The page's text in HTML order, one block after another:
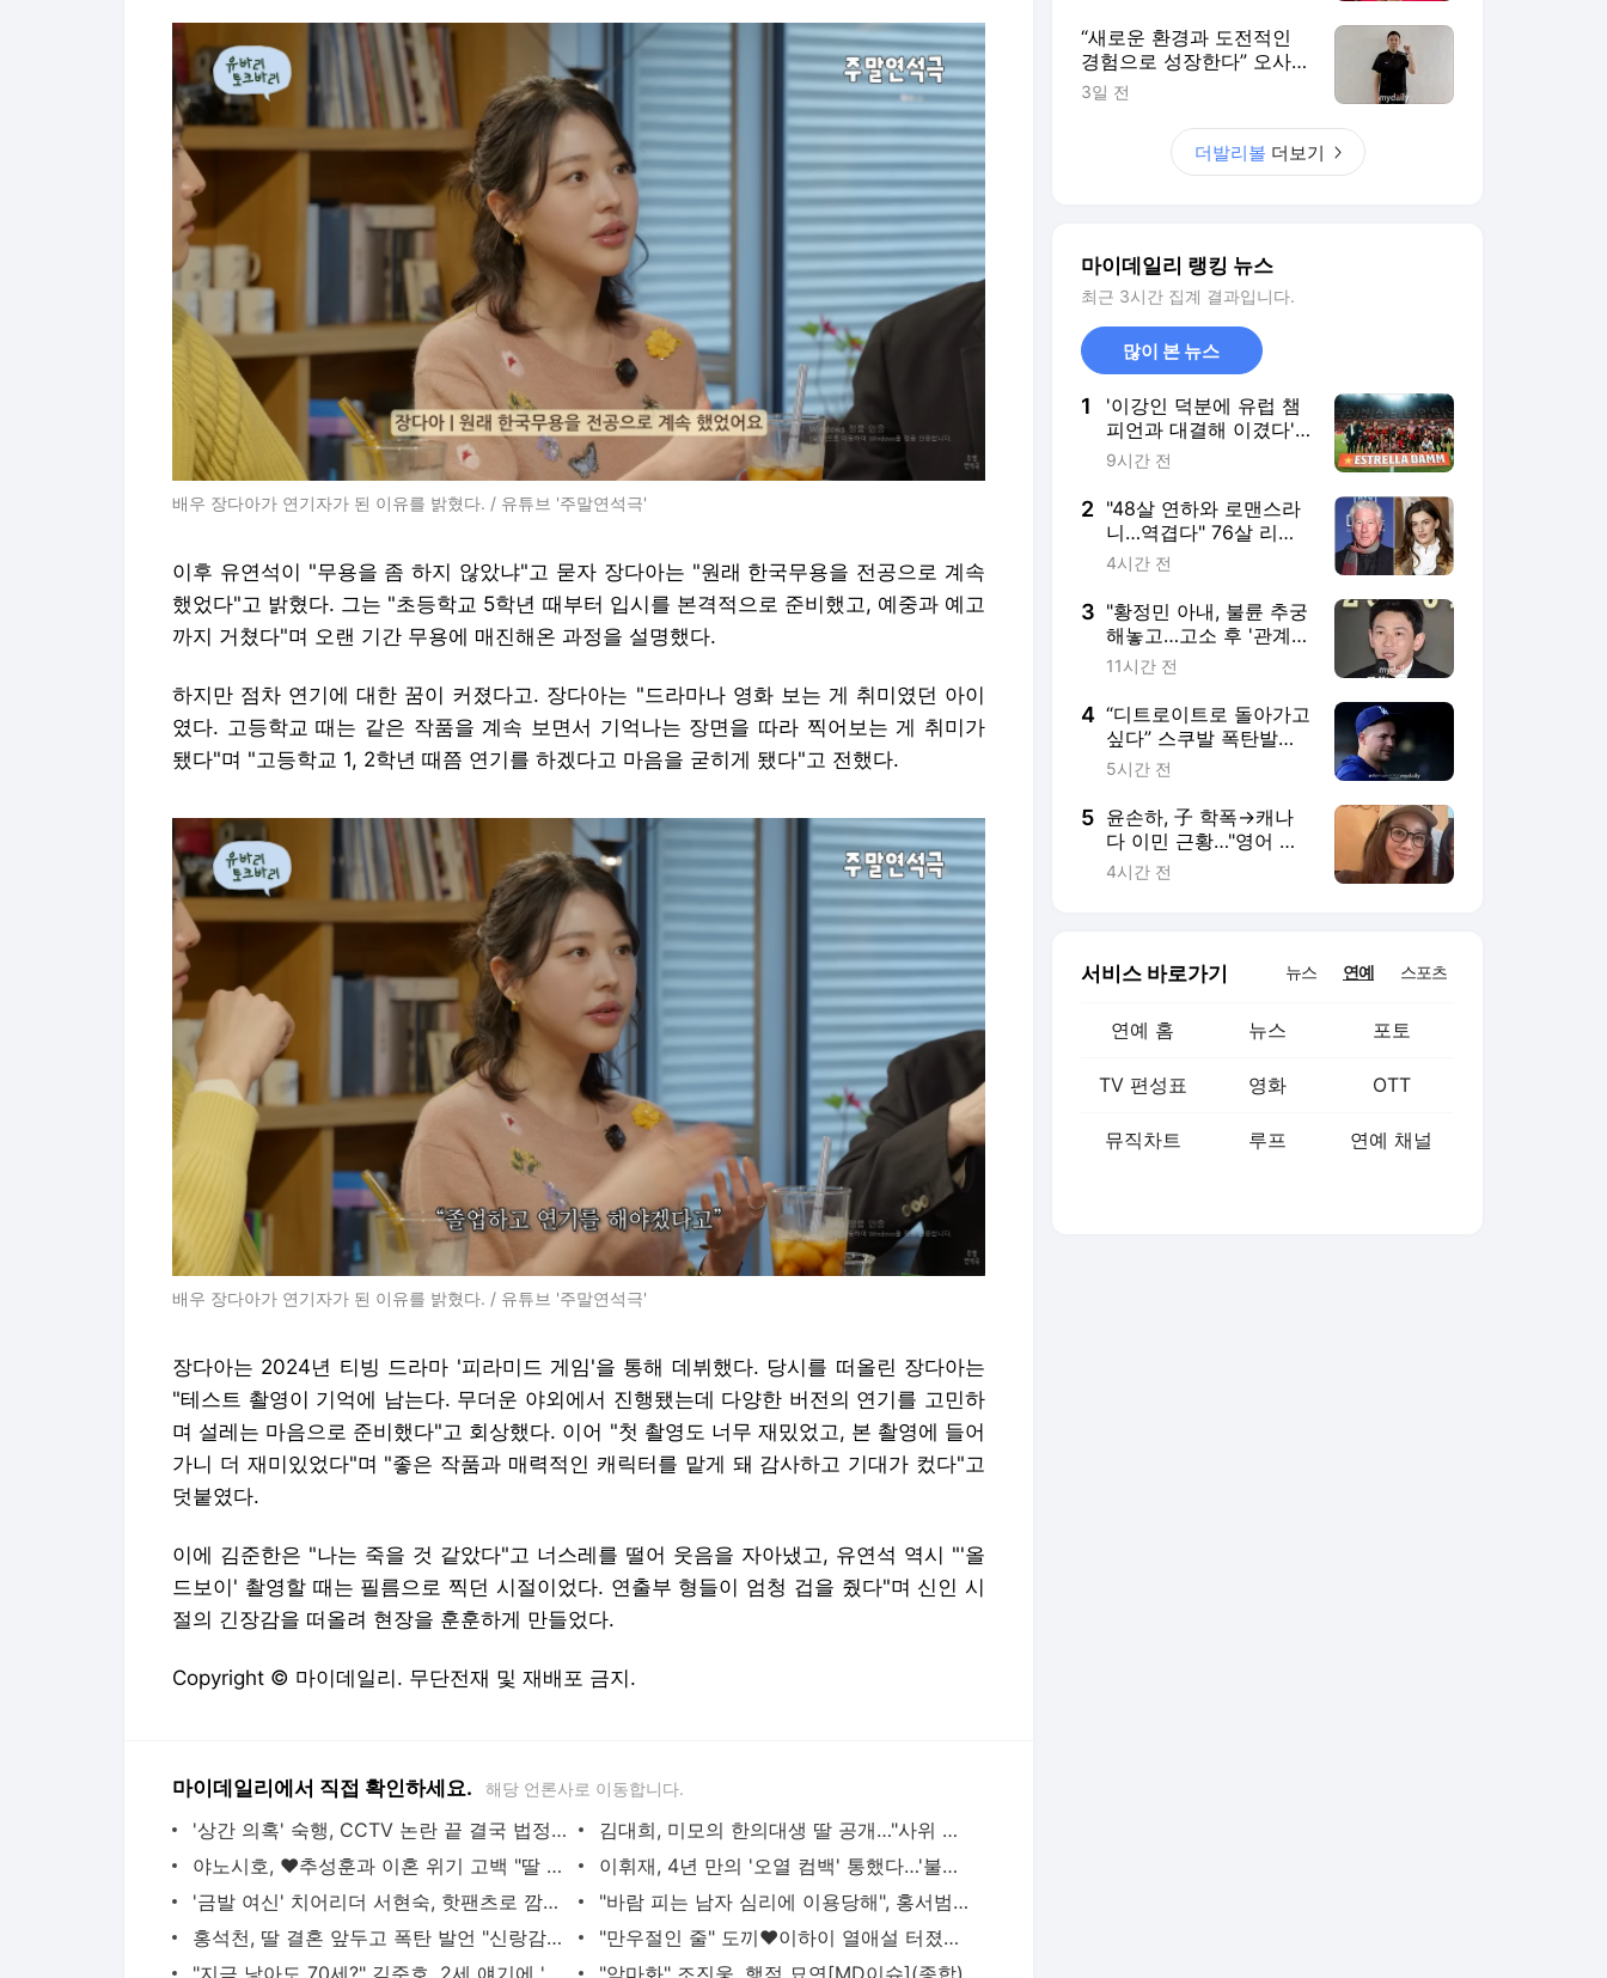
배우 장다아가 연기자가 된 이유를 밝혔다. / 유튜브 '주말연석극'
이후 유연석이 "무용을 좀 하지 않았냐"고 묻자 장다아는 "원래 한국무용을 전공으로 계속
했었다"고 밝혔다. 그는 "초등학교 5학년 때부터 입시를 본격적으로 준비했고, 예중과 예고
까지 거쳤다"며 오랜 기간 무용에 매진해온 과정을 설명했다.
하지만 점차 연기에 대한 꿈이 커졌다고. 장다아는 "드라마나 영화 보는 게 취미였던 아이
였다. 고등학교 때는 같은 작품을 계속 보면서 기억나는 장면을 따라 찍어보는 게 취미가
됐다"며 "고등학교 1, 2학년 때쯤 연기를 하겠다고 마음을 굳히게 됐다"고 전했다.
배우 장다아가 연기자가 된 이유를 밝혔다. / 유튜브 '주말연석극'
장다아는 2024년 티빙 드라마 '피라미드 게임'을 통해 데뷔했다. 당시를 떠올린 장다아는
"테스트 촬영이 기억에 남는다. 무더운 야외에서 진행됐는데 다양한 버전의 연기를 고민하
며 설레는 마음으로 준비했다"고 회상했다. 이어 "첫 촬영도 너무 재밌었고, 본 촬영에 들어
가니 더 재미있었다"며 "좋은 작품과 매력적인 캐릭터를 맡게 돼 감사하고 기대가 컸다"고
덧붙였다.
이에 김준한은 "나는 죽을 것 같았다"고 너스레를 떨어 웃음을 자아냈고, 유연석 역시 "'올
드보이' 촬영할 때는 필름으로 찍던 시절이었다. 연출부 형들이 엄청 겁을 줬다"며 신인 시
절의 긴장감을 떠올려 현장을 훈훈하게 만들었다.
Copyright © 마이데일리. 무단전재 및 재배포 금지.
마이데일리에서 직접 확인하세요. 해당 언론사로 이동합니다.
'상간 의혹' 숙행, CCTV 논란 끝 결국 법정으로…영상재판 신청
김대희, 미모의 한의대생 딸 공개…"사위 피곤하게 할 듯" [독박투어4](종합)
야노시호, ♥추성훈과 이혼 위기 고백 "딸 사랑이 없었으면…"
이휘재, 4년 만의 '오열 컴백' 통했다…'불명' 147주 시청률 1위 수성
'금발 여신' 치어리더 서현숙, 핫팬츠로 깜찍하게 [치얼UP영상]
"바람 피는 남자 심리에 이용당해", 홍서범 아들 상간녀 입장 밝혀[MD이슈]
홍석천, 딸 결혼 앞두고 폭탄 발언 "신랑감 합격…근데 내 취향 아냐" [불후의 명곡]
"만우절인 줄" 도끼♥이하이 열애설 터졌다…'You & Me'로 관계 공식화?
"악마화" 조진웅, 행적 묘연[MD이슈](종합)
“새로운 환경과 도전적인
경험으로 성장한다” 오사카
&상하이 사령탑이 꼽은 한
3일 전
더발리볼 더보기
마이데일리 랭킹 뉴스
최근 3시간 집계 결과입니다.
많이 본 뉴스
1
'이강인 덕분에 유럽 챔
피언과 대결해 이겼다'…
스페인 2부리그 클럽 감
9시간 전
2 "48살 연하와 로맨스라
니…역겹다" 76살 리처
드 기어 신작 갑론을박
4시간 전
3 "황정민 아내, 불륜 추궁
해놓고…고소 후 '관계
없다' 난리" A씨 추가 주
11시간 전
4 “디트로이트로 돌아가고
싶다” 스쿠발 폭탄발
언…다저스에서 신나지
귀 암시
5시간 전
5 윤손하, 子 학폭→캐나
다 이민 근황…"영어 실
력 안늘어, 그래도 포기
4시간 전
서비스 바로가기 뉴스 연예 스포츠
연예 홈 뉴스 포토
TV 편성표 영화 OTT
뮤직차트 루프 연예 채널